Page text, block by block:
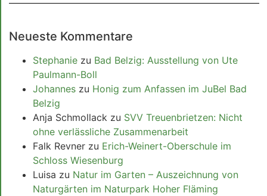
Neueste Kommentare
Stephanie zu Bad Belzig: Ausstellung von Ute
Paulmann-Boll
Johannes zu Honig zum Anfassen im JuBel Bad
Belzig
Anja Schmollack zu SVV Treuenbrietzen: Nicht
ohne verlässliche Zusammenarbeit
Falk Revner zu Erich-Weinert-Oberschule im
Schloss Wiesenburg
Luisa zu Natur im Garten – Auszeichnung von
Naturgärten im Naturpark Hoher Fläming